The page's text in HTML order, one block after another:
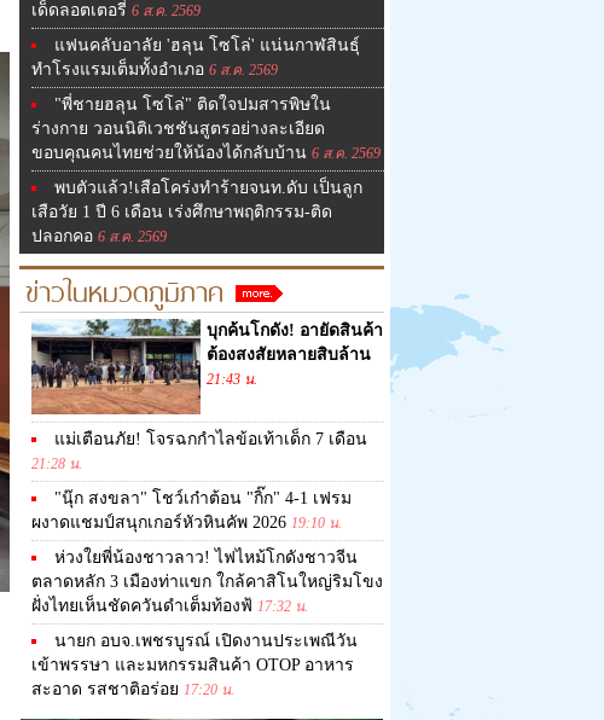
เด็ดลอตเตอรี่ 6 ส.ค. 2569
แฟนคลับอาลัย 'ฮลุน โซโล่' แน่นกาฬสินธุ์
ทำโรงแรมเต็มทั้งอำเภอ 6 ส.ค. 2569
"พี่ชายฮลุน โซโล่" ติดใจปมสารพิษใน
ร่างกาย วอนนิติเวชชันสูตรอย่างละเอียด
ขอบคุณคนไทยช่วยให้น้องได้กลับบ้าน 6 ส.ค. 2569
พบตัวแล้ว!เสือโคร่งทำร้ายจนท.ดับ เป็นลูก
เสือวัย 1 ปี 6 เดือน เร่งศึกษาพฤติกรรม-ติด
ปลอกคอ 6 ส.ค. 2569
ข่าวในหมวดภูมิภาค
บุกค้นโกดัง! อายัดสินค้า
ต้องสงสัยหลายสิบล้าน
21:43 น.
แม่เตือนภัย! โจรฉกกำไลข้อเท้าเด็ก 7 เดือน
21:28 น.
"นุ๊ก สงขลา" โชว์เก๋าต้อน "กิ๊ก" 4-1 เฟรม
ผงาดแชมป์สนุกเกอร์หัวหินคัพ 2026 19:10 น.
ห่วงใยพี่น้องชาวลาว! ไฟไหม้โกดังชาวจีน
ตลาดหลัก 3 เมืองท่าแขก ใกล้คาสิโนใหญ่ริมโขง
ฝั่งไทยเห็นชัดควันดำเต็มท้องฟ้ 17:32 น.
นายก อบจ.เพชรบูรณ์ เปิดงานประเพณีวัน
เข้าพรรษา และมหกรรมสินค้า OTOP อาหาร
สะอาด รสชาติอร่อย 17:20 น.